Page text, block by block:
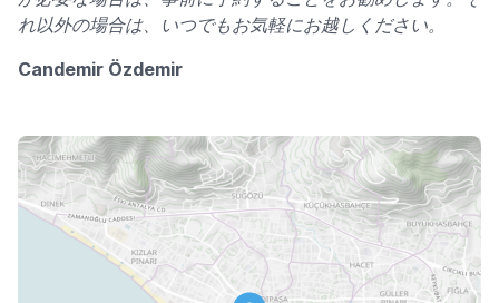
れ以外の場合は、いつでもお気軽にお越しください。
Candemir Özdemir